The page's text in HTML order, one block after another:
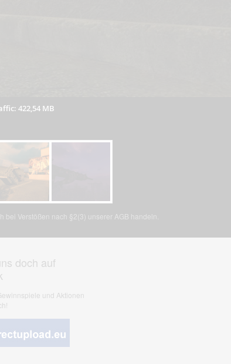
422,54 MB
Verstößen nach §2(3) unserer AGB handeln.
doch auf
und Aktionen